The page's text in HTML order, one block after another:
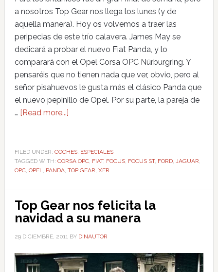
a nosotros Top Gear nos llega los lunes (y de
aquella manera). Hoy os volvemos a traer las
peripecias de este trío calavera. James May se
dedicará a probar el nuevo Fiat Panda, y lo
comparará con el Opel Corsa OPC Nürburgring. Y
pensaréis que no tienen nada que ver, obvio, pero al
señor pisahuevos le gusta más el clásico Panda que
el nuevo pepinillo de Opel. Por su parte, la pareja de
… [Read more...]
FILED UNDER: COCHES, ESPECIALES
TAGGED WITH: CORSA OPC, FIAT, FOCUS, FOCUS ST, FORD, JAGUAR,
OPC, OPEL, PANDA, TOP GEAR, XFR
Top Gear nos felicita la
navidad a su manera
29 DICIEMBRE, 2011BY DINAUTOR